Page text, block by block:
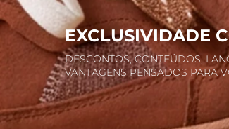
EXCLUSIVIDADE
DESCONTOS, CONTEÚDOS,
VANTAGENS PENSADOS PARA